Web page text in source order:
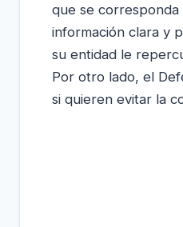
que se
información clara y
su entidad le
Por otro lado, el
si quieren evitar la